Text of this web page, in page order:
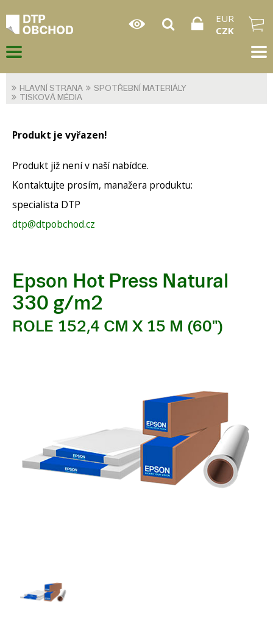
EUR
CZK
HLAVNÍ STRANA
SPOTŘEBNÍ MATERIÁLY
TISKOVÁ MÉDIA
Produkt je vyřazen!
Produkt již není v naší nabídce.
Kontaktujte prosím, manažera produktu:
specialista DTP
dtp@dtpobchod.cz
Epson Hot Press Natural
330 g/m2
ROLE 152,4 CM X 15 M (60")